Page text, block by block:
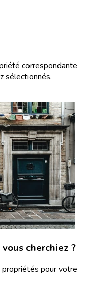
correspondante
sélectionnés.
cherchiez ?
pour votre